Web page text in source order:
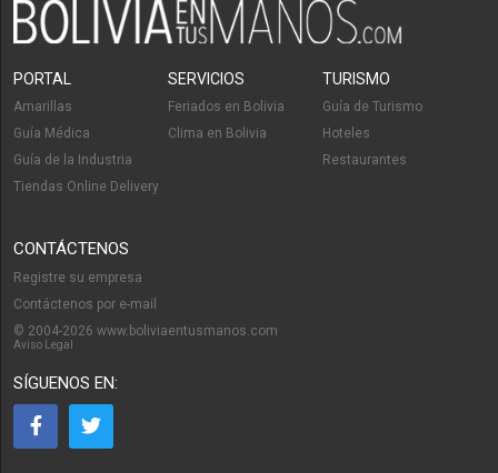
PORTAL
Amarillas
Guía Médica
Guía de la Industria
Tiendas Online Delivery
SERVICIOS
Feriados en Bolivia
Clima en Bolivia
TURISMO
Guía de Turismo
Hoteles
Restaurantes
CONTÁCTENOS
Registre su empresa
Contáctenos por e-mail
© 2004-2026 www.boliviaentusmanos.com
Aviso Legal
SÍGUENOS EN: